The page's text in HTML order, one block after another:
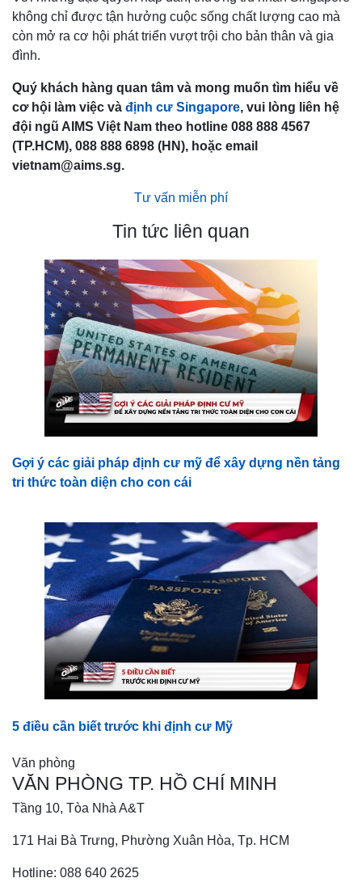
không chỉ được tận hưởng cuộc sống chất lượng cao mà
còn mở ra cơ hội phát triển vượt trội cho bản thân và gia
đình.
Quý khách hàng quan tâm và mong muốn tìm hiểu về
cơ hội làm việc và định cư Singapore, vui lòng liên hệ
đội ngũ AIMS Việt Nam theo hotline 088 888 4567
(TP.HCM), 088 888 6898 (HN), hoặc email
vietnam@aims.sg.
Tư vấn miễn phí
Tin tức liên quan
Gợi ý các giải pháp định cư mỹ để xây dựng nền tảng
tri thức toàn diện cho con cái
5 điều cần biết trước khi định cư Mỹ
Văn phòng
VĂN PHÒNG TP. HỒ CHÍ MINH
Tầng 10, Tòa Nhà A&T
171 Hai Bà Trưng, Phường Xuân Hòa, Tp. HCM
Hotline: 088 640 2625